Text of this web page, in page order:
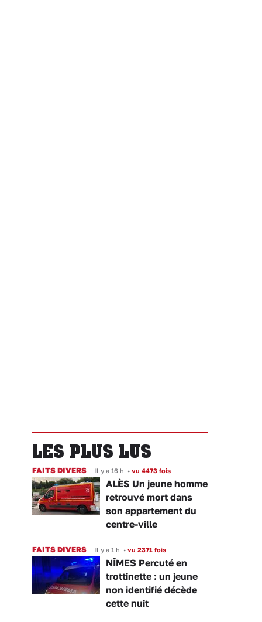
LES PLUS LUS
FAITS DIVERS Il y a 16 h • vu 4473 fois
ALÈS Un jeune homme
retrouvé mort dans
son appartement du
centre-ville
FAITS DIVERS Il y a 1 h • vu 2371 fois
NÎMES Percuté en
trottinette : un jeune
non identifié décède
cette nuit